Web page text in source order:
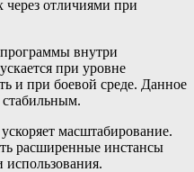
через отличиями при
внутри
при уровне
и при боевой среде. Данное
стабильным.
масштабирование.
расширенные инстансы